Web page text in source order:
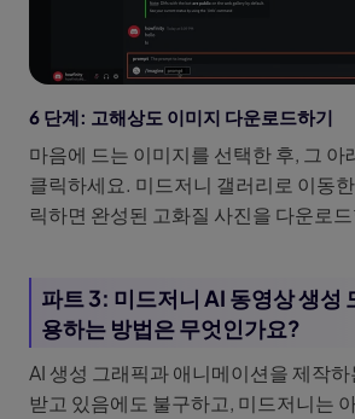
6 단계: 고해상도 이미지 다운로드하기
마음에 드는 이미지를 선택한 후, 그 아
클릭하세요. 미드저니 갤러리로 이동
릭하면 완성된 고화질 사진을 다운로
파트 3: 미드저니 AI 동영상 생성
용하는 방법은 무엇인가요?
AI 생성 그래픽과 애니메이션을 제작
받고 있음에도 불구하고, 미드저니는